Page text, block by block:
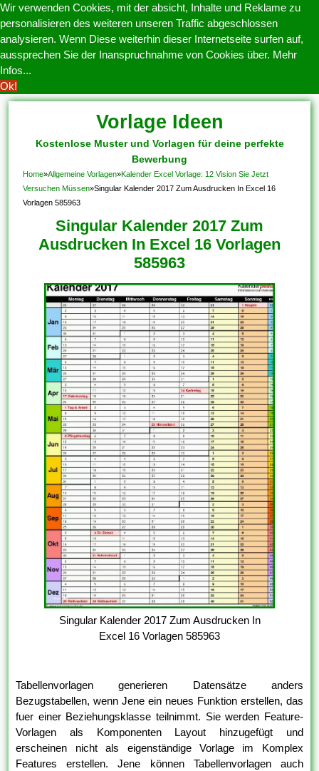
Wir verwenden Cookies, mit der absicht, Inhalte und Reklame zu
personalisieren des weiteren unseren Traffic abgeschlossen
analysieren. Wenn Diese weiterhin dieser Internetseite surfen auf,
aussprechen Sie der Inanspruchnahme von Cookies über. Mehr
Infos...
Ok!
Vorlage Ideen
Kostenlose Muster und Vorlagen für deine perfekte
Bewerbung
Home»Allgemeine Vorlagen»Kalender Excel Vorlage: 12 Vision Sie Jetzt
Versuchen Müssen»Singular Kalender 2017 Zum Ausdrucken In Excel 16
Vorlagen 585963
Singular Kalender 2017 Zum
Ausdrucken In Excel 16 Vorlagen
585963
Singular Kalender 2017 Zum Ausdrucken In
Excel 16 Vorlagen 585963
Tabellenvorlagen generieren Datensätze anders
Bezugstabellen, wenn Jene ein neues Funktion erstellen, das
fuer einer Beziehungsklasse teilnimmt. Sie werden Feature-
Vorlagen als Komponenten Layout hinzugefügt und
erscheinen nicht als eigenständige Vorlage im Komplex
Features erstellen. Jene können Tabellenvorlagen auch